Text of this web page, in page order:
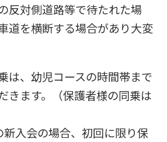
反対側道路等で待たれた場
道を横断する場合があり大変
は、幼児コースの時間帯まで
きます。（保護者様の同乗は
入会の場合、初回に限り保
this
before
the
service.
Automatic